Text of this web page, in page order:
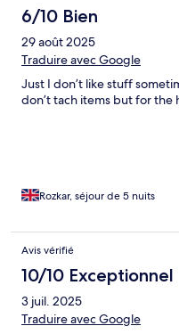
6/10 Bien
29 août 2025
Traduire avec Google
Just I don’t like stuff
don’t tach items but for
Rozkar, séjour de 5 nuits
Avis vérifié
10/10 Exceptionnel
3 juil. 2025
Traduire avec Google